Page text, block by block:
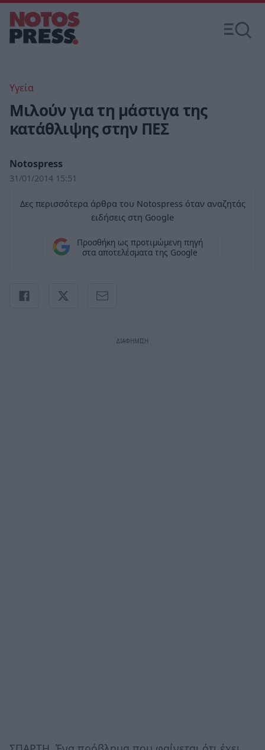
Υγεία
Μιλούν για τη μάστιγα της
κατάθλιψης στην ΠΕΣ
Notospress
31/01/2014 15:51
Δες περισσότερα άρθρα του Notospress όταν αναζητάς
ειδήσεις στη Google
Προσθήκη ως προτιμώμενη πηγή
στα αποτελέσματα της Google